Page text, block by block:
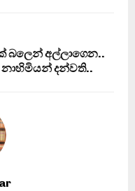
බලෙන් අල්ලාගෙන..
දන්වති..